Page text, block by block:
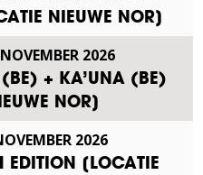
NIEUWE NOR]
NOVEMBER 2026
(BE) + KA’UNA (BE)
NOR]
2026
EDITION [LOCATIE